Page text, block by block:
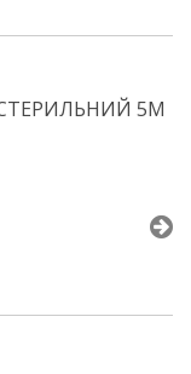
5М